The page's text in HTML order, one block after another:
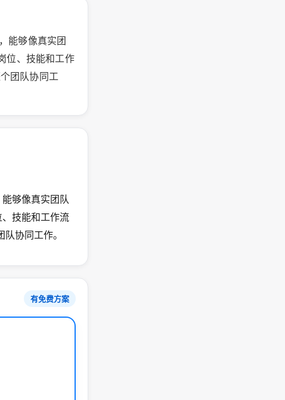
能够像真实团
位、技能和工作
团队协同工
够像真实团队
技能和工作流
协同工作。
有免费方案